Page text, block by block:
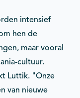
intensief
hen de
maar vooral
cultuur.
Luttik. "Onze
van nieuwe